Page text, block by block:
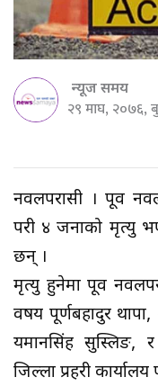
न्यूज समय
२९ माघ, २०७६,
नवलपरासी । पूर्वी
परी ४ जनाको मृत्यु
छन् ।
मृत्यु हुनेमा पूर्वी
वर्षीय पूर्णबहादुर
यमानसिंह सुस्लिङ, र
जिल्ला प्रहरी